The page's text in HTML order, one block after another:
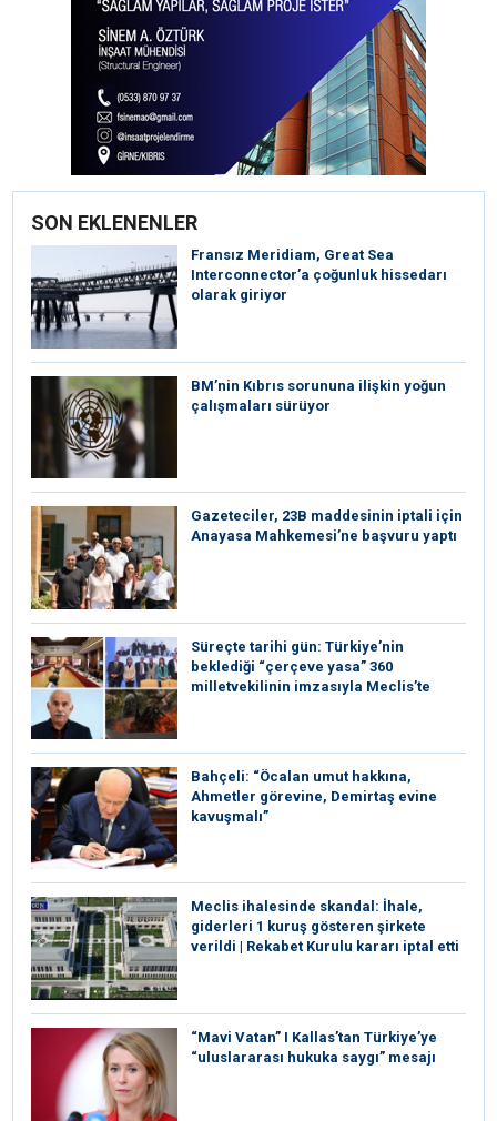
SON EKLENENLER
Fransız Meridiam, Great Sea
Interconnector’a çoğunluk hissedarı
olarak giriyor
BM’nin Kıbrıs sorununa ilişkin yoğun
çalışmaları sürüyor
Gazeteciler, 23B maddesinin iptali için
Anayasa Mahkemesi’ne başvuru yaptı
Süreçte tarihi gün: Türkiye’nin
beklediği “çerçeve yasa” 360
milletvekilinin imzasıyla Meclis’te
Bahçeli: “Öcalan umut hakkına,
Ahmetler görevine, Demirtaş evine
kavuşmalı”
Meclis ihalesinde skandal: İhale,
giderleri 1 kuruş gösteren şirkete
verildi | Rekabet Kurulu kararı iptal etti
“Mavi Vatan” I Kallas’tan Türkiye’ye
“uluslararası hukuka saygı” mesajı